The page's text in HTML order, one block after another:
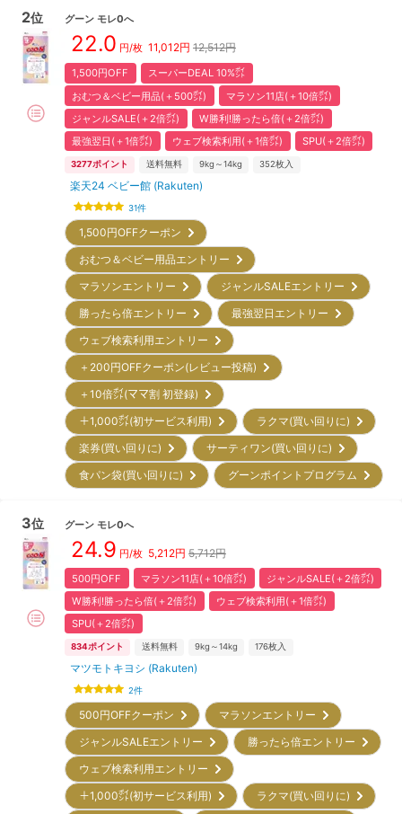
2位 グーン モレ0へ
22.0 円/枚 11,012円 12,512円
1,500円OFF
スーパーDEAL 10%㌽
おむつ＆ベビー用品(＋500㌽)
マラソン11店(＋10倍㌽)
ジャンルSALE(＋2倍㌽)
W勝利!勝ったら倍(＋2倍㌽)
最強翌日(＋1倍㌽)
ウェブ検索利用(＋1倍㌽) SPU(＋2倍㌽)
3277ポイント 送料無料 9kg～14kg 352枚入
楽天24 ベビー館 (Rakuten)
31件
1,500円OFFクーポン
おむつ＆ベビー用品エントリー
マラソンエントリー
ジャンルSALEエントリー
勝ったら倍エントリー
最強翌日エントリー
ウェブ検索利用エントリー
＋200円OFFクーポン(レビュー投稿)
＋10倍㌽(ママ割 初登録)
＋1,000㌽(初サービス利用)
ラクマ(買い回りに)
楽券(買い回りに)
サーティワン(買い回りに)
食パン袋(買い回りに)
グーンポイントプログラム
3位 グーン モレ0へ
24.9 円/枚 5,212円 5,712円
500円OFF マラソン11店(＋10倍㌽)
ジャンルSALE(＋2倍㌽)
W勝利!勝ったら倍(＋2倍㌽)
ウェブ検索利用(＋1倍㌽)
SPU(＋2倍㌽)
834ポイント 送料無料 9kg～14kg 176枚入
マツモトキヨシ (Rakuten)
2件
500円OFFクーポン
マラソンエントリー
ジャンルSALEエントリー
勝ったら倍エントリー
ウェブ検索利用エントリー
＋1,000㌽(初サービス利用)
ラクマ(買い回りに)